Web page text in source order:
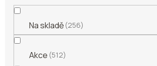
Na skladě 256
Akce 512